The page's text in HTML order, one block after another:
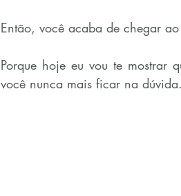
Então, você acaba de chegar
Porque hoje eu vou te mostrar
você nunca mais ficar na dúvida.